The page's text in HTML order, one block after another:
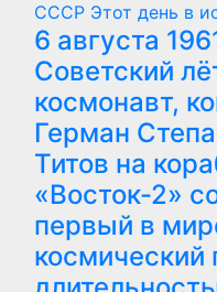
СССР Этот день в
6 августа
Советский
космонавт,
Герман
Титов на
«Восток-2»
первый в
космический